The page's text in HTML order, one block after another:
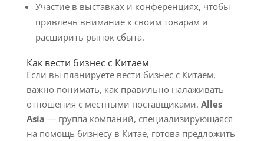
Участие в выставках и конференциях, чтобы
привлечь внимание к своим товарам и
расширить рынок сбыта.
Как вести бизнес с Китаем
Если вы планируете вести бизнес с Китаем,
важно понимать, как правильно налаживать
отношения с местными поставщиками. Alles
Asia — группа компаний, специализирующаяся
на помощь бизнесу в Китае, готова предложить